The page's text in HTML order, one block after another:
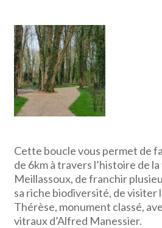
Cette boucle vous permet de
de 6km à travers l’histoire de
Meillassoux, de franchir
sa riche biodiversité, de visiter
Thérèse, monument classé,
vitraux d’Alfred Manessier.